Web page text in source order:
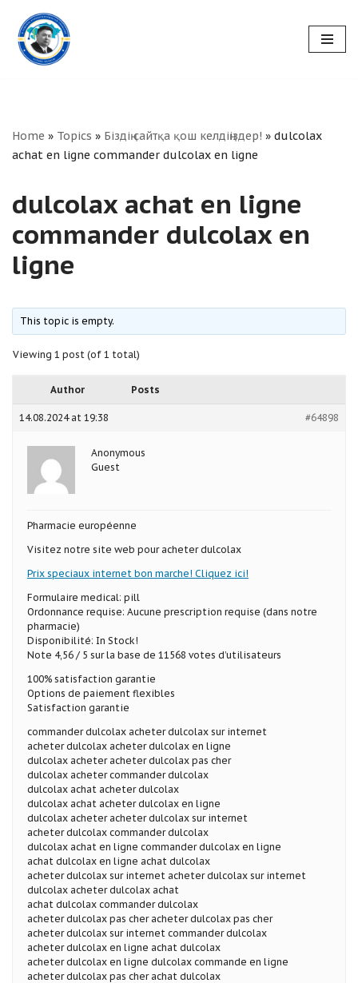
Skip
to
Home » Topics » Біздің сайтқа қош келдіңіздер! » dulcolax
achat en ligne commander dulcolax en ligne
dulcolax achat en ligne
commander dulcolax en
ligne
This topic is empty.
Viewing 1 post (of 1 total)
Author Posts
14.08.2024 at 19:38 #64898
Anonymous
Guest
Pharmacie européenne
Visitez notre site web pour acheter dulcolax
Prix speciaux internet bon marche! Cliquez ici!
Formulaire medical: pill
Ordonnance requise: Aucune prescription requise (dans notre
pharmacie)
Disponibilité: In Stock!
Note 4,56 / 5 sur la base de 11568 votes d’utilisateurs
100% satisfaction garantie
Options de paiement flexibles
Satisfaction garantie
commander dulcolax acheter dulcolax sur internet
acheter dulcolax acheter dulcolax en ligne
dulcolax acheter acheter dulcolax pas cher
dulcolax acheter commander dulcolax
dulcolax achat acheter dulcolax
dulcolax achat acheter dulcolax en ligne
dulcolax acheter acheter dulcolax sur internet
acheter dulcolax commander dulcolax
dulcolax achat en ligne commander dulcolax en ligne
achat dulcolax en ligne achat dulcolax
acheter dulcolax sur internet acheter dulcolax sur internet
dulcolax acheter dulcolax achat
achat dulcolax commander dulcolax
acheter dulcolax pas cher acheter dulcolax pas cher
acheter dulcolax sur internet commander dulcolax
acheter dulcolax en ligne achat dulcolax
acheter dulcolax en ligne dulcolax commande en ligne
acheter dulcolax pas cher achat dulcolax